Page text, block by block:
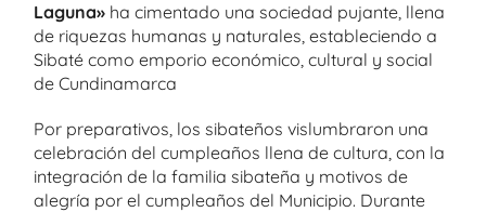
Laguna» ha cimentado una sociedad pujante, llena
de riquezas humanas y naturales, estableciendo a
Sibaté como emporio económico, cultural y social
de Cundinamarca
Por preparativos, los sibateños vislumbraron una
celebración del cumpleaños llena de cultura, con la
integración de la familia sibateña y motivos de
alegría por el cumpleaños del Municipio. Durante